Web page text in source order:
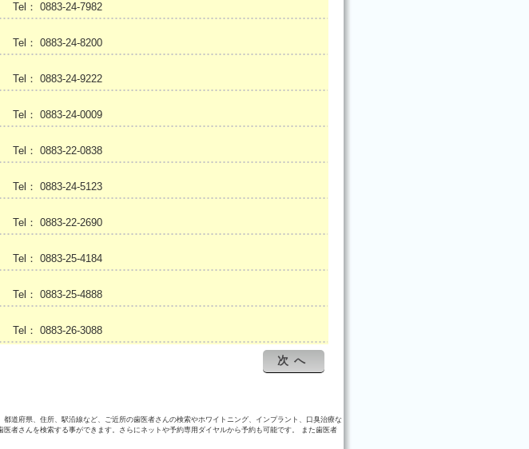
Tel： 0883-24-7982
Tel： 0883-24-8200
Tel： 0883-24-9222
Tel： 0883-24-0009
Tel： 0883-22-0838
Tel： 0883-24-5123
Tel： 0883-22-2690
Tel： 0883-25-4184
Tel： 0883-25-4888
Tel： 0883-26-3088
次へ
道府県、住所、駅沿線など、ご近所の歯医者さんの検索やホワイトニング、インプラント、口臭治療な
者さんを検索する事ができます。さらにネットや予約専用ダイヤルから予約も可能です。 また歯医者